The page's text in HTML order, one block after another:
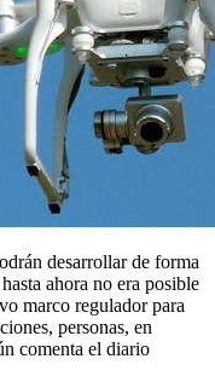
desarrollar de forma
ahora no era posible
marco regulador para
personas, en
comenta el diario